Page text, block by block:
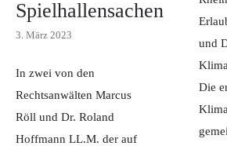
Spielhallensachen
3. März 2023
In zwei von den
Rechtsanwälten Marcus
Röll und Dr. Roland
Hoffmann LL.M. der auf
und
Die